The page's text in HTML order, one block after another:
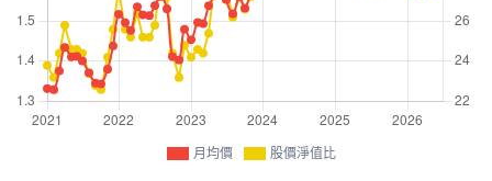
月均價 股價淨值比